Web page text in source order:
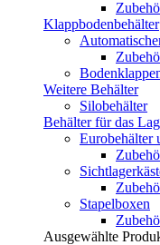
Klappbodenbehälter
Weitere Behälter
Silobehälter
Behälter für das
Eurobehälter
Stapelboxen
Ausgewählte